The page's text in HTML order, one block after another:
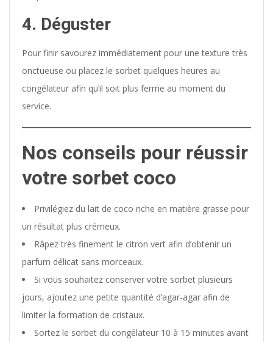
4. Déguster
Pour finir savourez immédiatement pour une texture très
onctueuse ou placez le sorbet quelques heures au
congélateur afin qu’il soit plus ferme au moment du
service.
Nos conseils pour réussir
votre sorbet coco
Privilégiez du lait de coco riche en matière grasse pour
un résultat plus crémeux.
Râpez très finement le citron vert afin d’obtenir un
parfum délicat sans morceaux.
Si vous souhaitez conserver votre sorbet plusieurs
jours, ajoutez une petite quantité d’agar-agar afin de
limiter la formation de cristaux.
Sortez le sorbet du congélateur 10 à 15 minutes avant